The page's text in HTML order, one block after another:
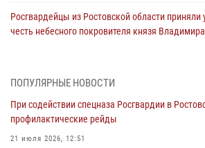
Росгвардейцы из Ростовской области приняли
честь небесного покровителя князя
При содействии спецназа Росгвардии в
21 июля 2026, 12:51
В Ростовской области экипаж
ПОПУЛЯРНЫЕ НОВОСТИ
При содействии спецназа Росгвардии в
профилактические рейды
21 июля 2026, 12:51